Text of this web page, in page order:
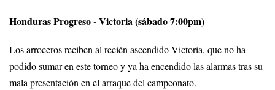
Honduras Progreso - Victoria (sábado 7:00pm)
Los arroceros reciben al recién ascendido Victoria, que no ha
podido sumar en este torneo y ya ha encendido las alarmas tras su
mala presentación en el arraque del campeonato.